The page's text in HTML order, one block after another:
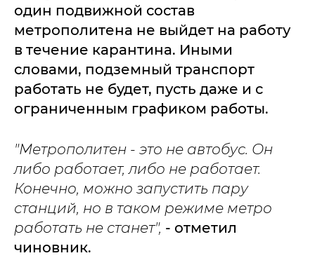
один подвижной состав
метрополитена не выйдет на работу
в течение карантина. Иными
словами, подземный транспорт
работать не будет, пусть даже и с
ограниченным графиком работы.
"Метрополитен - это не автобус. Он
либо работает, либо не работает.
Конечно, можно запустить пару
станций, но в таком режиме метро
работать не станет", - отметил
чиновник.